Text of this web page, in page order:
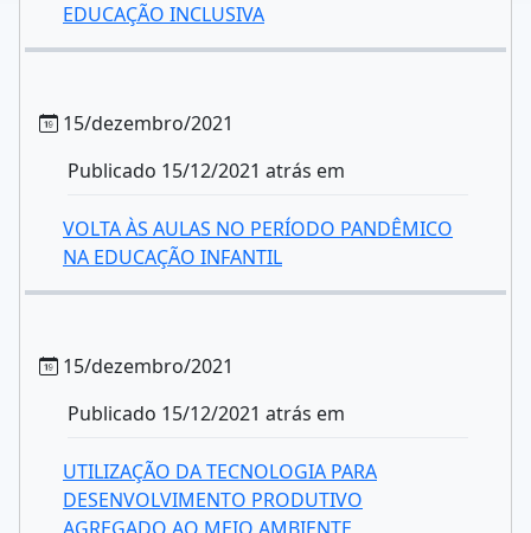
EDUCAÇÃO INCLUSIVA
15/dezembro/2021
Publicado 15/12/2021 atrás em
VOLTA ÀS AULAS NO PERÍODO PANDÊMICO
NA EDUCAÇÃO INFANTIL
15/dezembro/2021
Publicado 15/12/2021 atrás em
UTILIZAÇÃO DA TECNOLOGIA PARA
DESENVOLVIMENTO PRODUTIVO